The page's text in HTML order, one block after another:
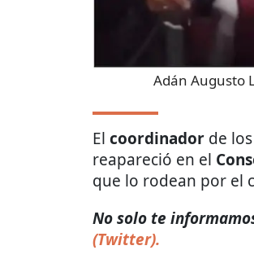
Adán Augusto
El coordinador de los
reapareció en el
que lo rodean por el
No solo te
(Twitter).